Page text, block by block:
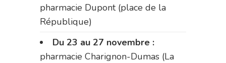
pharmacie Dupont (place de la
République)
Du 23 au 27 novembre :
pharmacie Charignon-Dumas (La